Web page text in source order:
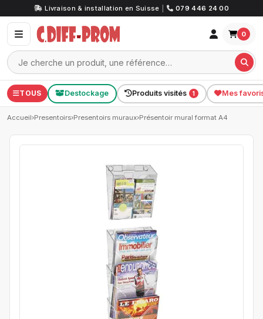
Livraison & installation en Suisse 079 446 24 00
0
TOUS Destockage Produits visités 1 Mes
Accueil›Presentoirs›Presentoirs muraux›Présentoir mural format A4